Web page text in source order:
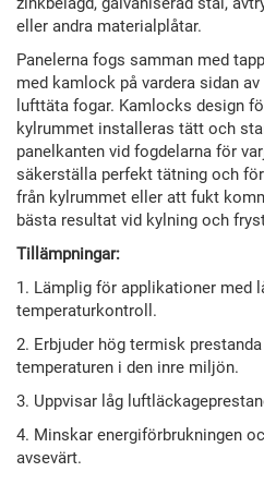
eller andra materialplåtar.
Panelerna fogs samman med
med kamlock på vardera sidan
lufttäta fogar. Kamlocks design
kylrummet installeras tätt och
panelkanten vid fogdelarna för
säkerställa perfekt tätning och
från kylrummet eller att fukt
bästa resultat vid kylning och
Tillämpningar:
1. Lämplig för applikationer med
temperaturkontroll.
2. Erbjuder hög termisk
temperaturen i den inre miljön.
3. Uppvisar låg
4. Minskar energiförbrukningen
avsevärt.